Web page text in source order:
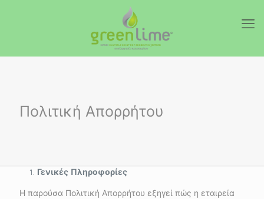
Πολιτική Απορρήτου
Γενικές Πληροφορίες
Η παρούσα Πολιτική Απορρήτου εξηγεί πώς η εταιρεία